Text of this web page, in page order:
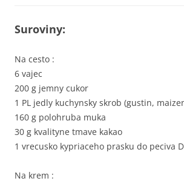
Suroviny:
Na cesto :
6 vajec
200 g jemny cukor
1 PL jedly kuchynsky skrob (gustin,
160 g polohruba muka
30 g kvalityne tmave kakao
1 vrecusko kypriaceho prasku do peciva
Na krem :